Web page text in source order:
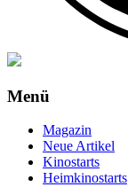
Menü
Magazin
Neue Artikel
Kinostarts
Heimkinostarts